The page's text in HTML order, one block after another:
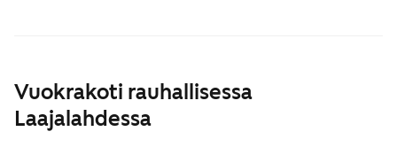
Vuokrakoti rauhallisessa
Laajalahdessa